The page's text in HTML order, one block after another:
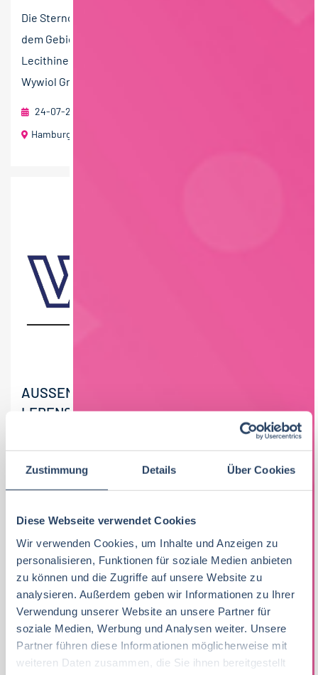
Zustimmung Details Über Cookies
Diese Webseite verwendet Cookies
Wir verwenden Cookies, um Inhalte und Anzeigen zu
personalisieren, Funktionen für soziale Medien anbieten
zu können und die Zugriffe auf unsere Website zu
analysieren. Außerdem geben wir Informationen zu Ihrer
Verwendung unserer Website an unsere Partner für
soziale Medien, Werbung und Analysen weiter. Unsere
Partner führen diese Informationen möglicherweise mit
weiteren Daten zusammen, die Sie ihnen bereitgestellt
Die Sternchemie ist ein innovatives Unternehmen auf
dem Gebiet der Entwicklung und Vermarktung von
Lecithinen, Ölen und Fetten. Wir gehören zur Stern-
Wywiol Gruppe,...
24-07-2026
Hamburg
AUSSENDIENSTMITARBEITER (M/W/D) – L
EBENSMITTELINDUSTRIE B2B
Deutschlandweit und angrenzende Länder der EU
80 T€ - 100 T€ pro Jahr,100 T€ - 150 T€ pro Jahr,
60 T€ - 80 T€ pro Jahr